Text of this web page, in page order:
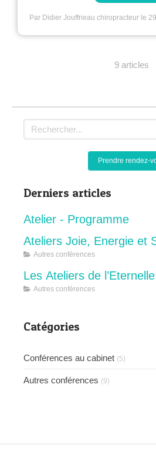
Par Didier Jouffrieau chiropracteur le
9 articles
Rechercher
Prendre rendez-
Derniers articles
Atelier - Programme
Ateliers Joie, Energie
Autres conférences
Les Ateliers de
Autres conférences
Catégories
Conférences au cabinet (5)
Autres conférences (9)